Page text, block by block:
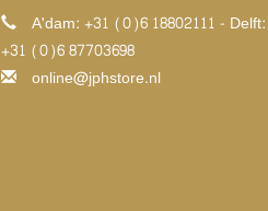
A'dam: +31 (0)6 18802111 - Delft:
+31 (0)6 87703698
online@jphstore.nl